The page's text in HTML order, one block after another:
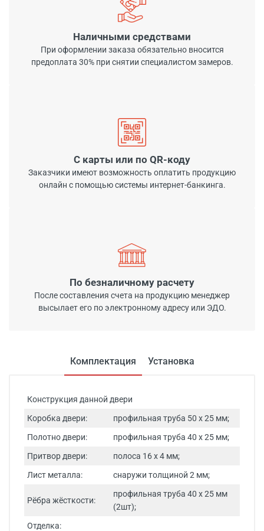
Наличными средствами
При оформлении заказа обязательно вносится
предоплата 30% при снятии специалистом замеров.
С карты или по QR-коду
Заказчики имеют возможность оплатить продукцию
онлайн с помощью системы интернет-банкинга.
По безналичному расчету
После составления счета на продукцию менеджер
высылает его по электронному адресу или ЭДО.
Комплектация Установка
Конструкция данной двери
Коробка двери:
профильная труба 50 х 25 мм;
Полотно двери:
профильная труба 40 х 25 мм;
Притвор двери:
полоса 16 х 4 мм;
Лист металла:
снаружи толщиной 2 мм;
Рёбра жёсткости:
профильная труба 40 х 25 мм
(2шт);
Отделка: